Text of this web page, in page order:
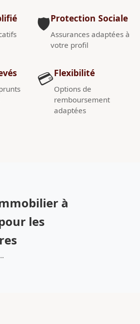
🛡️Protection Sociale
Assurances adaptées à
votre profil
💳Flexibilité
Options de
remboursement
adaptées
à
les